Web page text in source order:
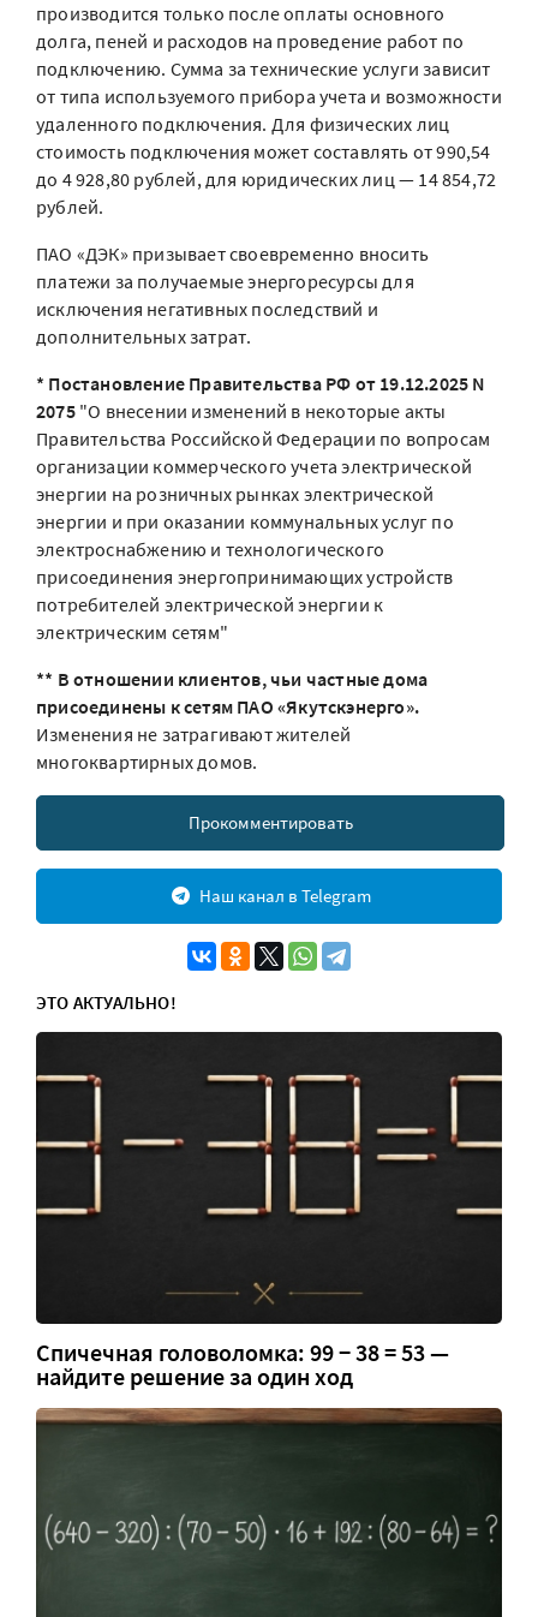
производится только после оплаты основного
долга, пеней и расходов на проведение работ по
подключению. Сумма за технические услуги зависит
от типа используемого прибора учета и возможности
удаленного подключения. Для физических лиц
стоимость подключения может составлять от 990,54
до 4 928,80 рублей, для юридических лиц — 14 854,72
рублей.
ПАО «ДЭК» призывает своевременно вносить
платежи за получаемые энергоресурсы для
исключения негативных последствий и
дополнительных затрат.
* Постановление Правительства РФ от 19.12.2025 N
2075 "О внесении изменений в некоторые акты
Правительства Российской Федерации по вопросам
организации коммерческого учета электрической
энергии на розничных рынках электрической
энергии и при оказании коммунальных услуг по
электроснабжению и технологического
присоединения энергопринимающих устройств
потребителей электрической энергии к
электрическим сетям"
** В отношении клиентов, чьи частные дома
присоединены к сетям ПАО «Якутскэнерго».
Изменения не затрагивают жителей
многоквартирных домов.
Прокомментировать
Наш канал в Telegram
ЭТО АКТУАЛЬНО!
Спичечная головоломка: 99 − 38 = 53 —
найдите решение за один ход